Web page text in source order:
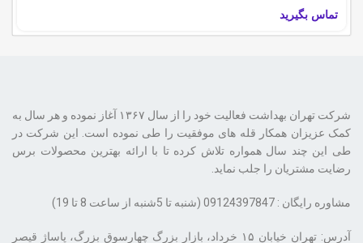
تماس بگیرید
شرکت تهران بهداشت فعالیت خود را از سال ۱۳۶۷ آغاز نموده و هر سال به
کمک عزیزان همکار قله های موفقیت را طی نموده است. این شرکت در
طی این چند سال همواره تلاش کرده تا با ارائه بهترین محصولات برس
رضایت مشتریان را جلب نماید.
مشاوره رایگان : 09124397847 (شنبه تا 5شنبه از ساعت 8 تا 19)